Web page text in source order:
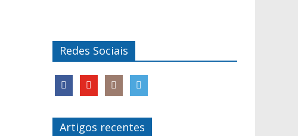
Redes Sociais
Artigos recentes